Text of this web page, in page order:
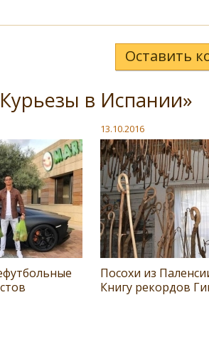
Оставить
в Испании»
13.10.2016
Посохи из
Книгу рекордов